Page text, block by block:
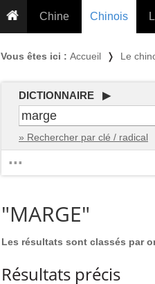
Chine
Conseils voyageurs
Plantes médicinales
Proverbes
Calendrier en ligne
Chinois
Grammaire
Exos &
Vous êtes ici : Accueil ❭ Le
DICTIONNAIRE ▶
» Rechercher par clé / radical
...
"MARGE"
Les résultats sont classés par
Résultats précis